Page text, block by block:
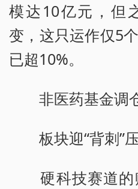
模达10亿元，但
变，这只运作仅5
已超10%。
非医药基金调
板块迎“背刺”
硬科技赛道的